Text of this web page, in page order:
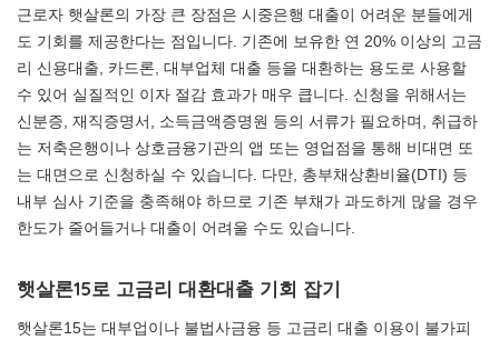
근로자 햇살론의 가장 큰 장점은 시중은행 대출이 어려운 분들에게
도 기회를 제공한다는 점입니다. 기존에 보유한 연 20% 이상의 고금
리 신용대출, 카드론, 대부업체 대출 등을 대환하는 용도로 사용할
수 있어 실질적인 이자 절감 효과가 매우 큽니다. 신청을 위해서는
신분증, 재직증명서, 소득금액증명원 등의 서류가 필요하며, 취급하
는 저축은행이나 상호금융기관의 앱 또는 영업점을 통해 비대면 또
는 대면으로 신청하실 수 있습니다. 다만, 총부채상환비율(DTI) 등
내부 심사 기준을 충족해야 하므로 기존 부채가 과도하게 많을 경우
한도가 줄어들거나 대출이 어려울 수도 있습니다.
햇살론15로 고금리 대환대출 기회 잡기
햇살론15는 대부업이나 불법사금융 등 고금리 대출 이용이 불가피